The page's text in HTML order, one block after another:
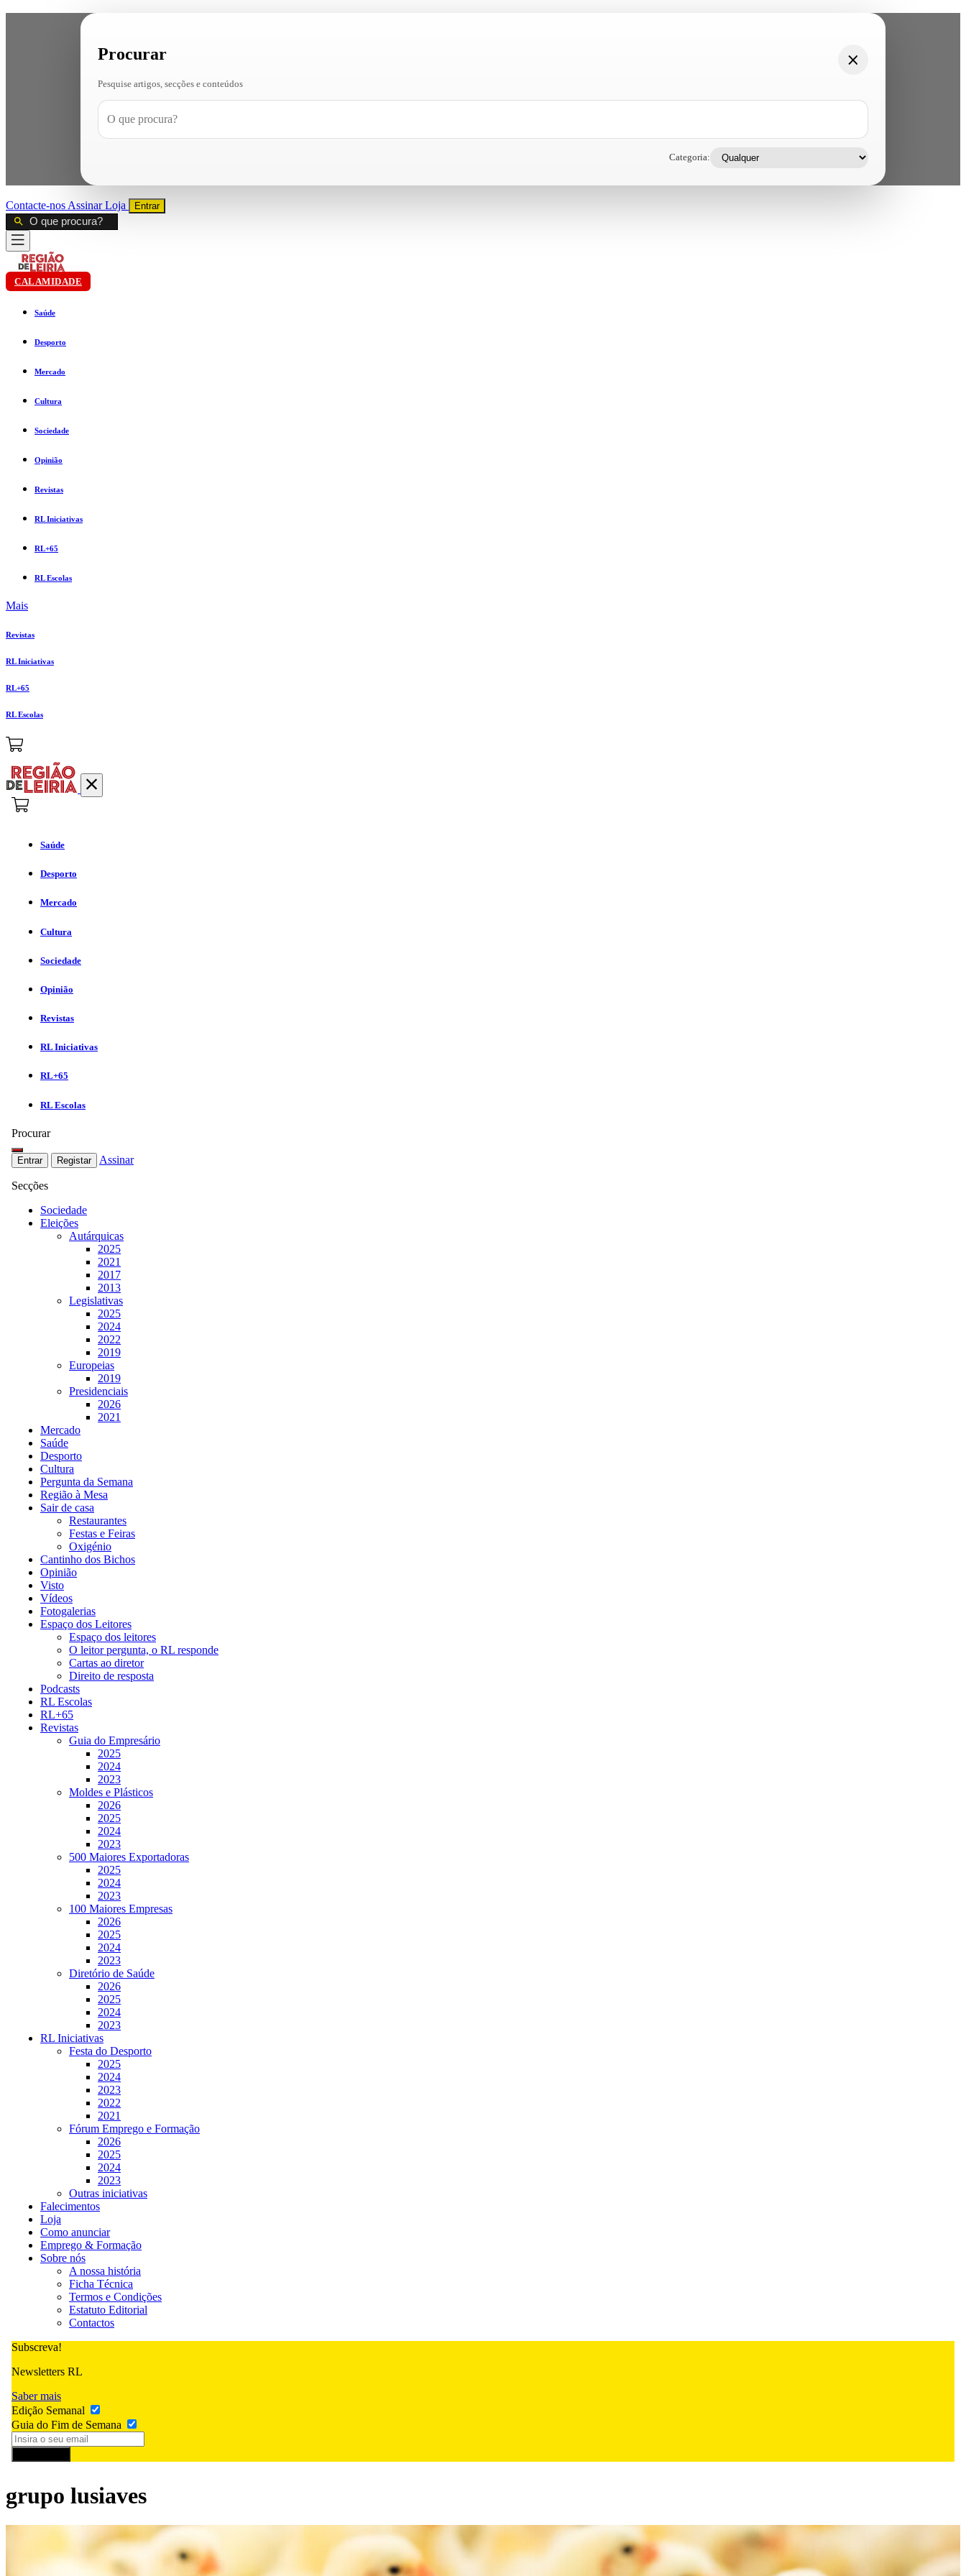
Procurar
Pesquise artigos, secções e conteúdos
Categoria:
Contacte-nos AssinarLoja Entrar
CALAMIDADE
Saúde
Desporto
Mercado
Cultura
Sociedade
Opinião
Revistas
RL Iniciativas
RL+65
RL Escolas
Mais
Revistas
RL Iniciativas
RL+65
RL Escolas
Saúde
Desporto
Mercado
Cultura
Sociedade
Opinião
Revistas
RL Iniciativas
RL+65
RL Escolas
Procurar
Entrar Registar Assinar
Secções
Sociedade
Eleições
Autárquicas
2025
2021
2017
2013
Legislativas
2025
2024
2022
2019
Europeias
2019
Presidenciais
2026
2021
Mercado
Saúde
Desporto
Cultura
Pergunta da Semana
Região à Mesa
Sair de casa
Restaurantes
Festas e Feiras
Oxigénio
Cantinho dos Bichos
Opinião
Visto
Vídeos
Fotogalerias
Espaço dos Leitores
Espaço dos leitores
O leitor pergunta, o RL responde
Cartas ao diretor
Direito de resposta
Podcasts
RL Escolas
RL+65
Revistas
Guia do Empresário
2025
2024
2023
Moldes e Plásticos
2026
2025
2024
2023
500 Maiores Exportadoras
2025
2024
2023
100 Maiores Empresas
2026
2025
2024
2023
Diretório de Saúde
2026
2025
2024
2023
RL Iniciativas
Festa do Desporto
2025
2024
2023
2022
2021
Fórum Emprego e Formação
2026
2025
2024
2023
Outras iniciativas
Falecimentos
Loja
Como anunciar
Emprego & Formação
Sobre nós
A nossa história
Ficha Técnica
Termos e Condições
Estatuto Editorial
Contactos
Subscreva!
Newsletters RL
Saber mais
Edição Semanal
Guia do Fim de Semana
grupo lusiaves